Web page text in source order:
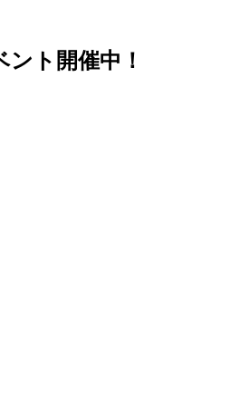
ト開催中！